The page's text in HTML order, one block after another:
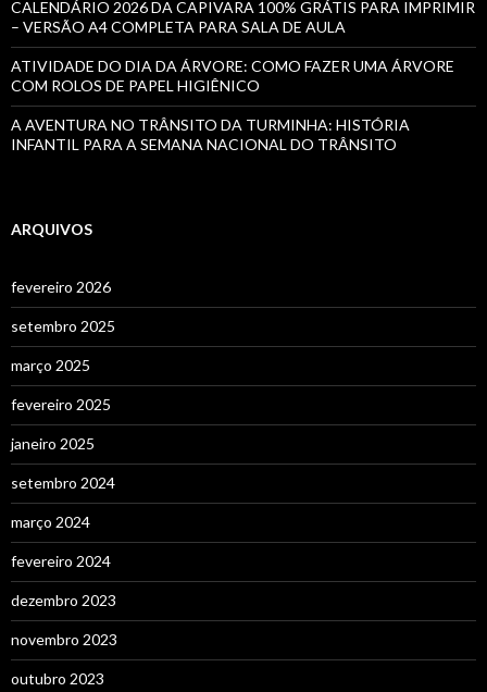
CALENDÁRIO 2026 DA CAPIVARA 100% GRÁTIS PARA IMPRIMIR
– VERSÃO A4 COMPLETA PARA SALA DE AULA
ATIVIDADE DO DIA DA ÁRVORE: COMO FAZER UMA ÁRVORE
COM ROLOS DE PAPEL HIGIÊNICO
A AVENTURA NO TRÂNSITO DA TURMINHA: HISTÓRIA
INFANTIL PARA A SEMANA NACIONAL DO TRÂNSITO
ARQUIVOS
fevereiro 2026
setembro 2025
março 2025
fevereiro 2025
janeiro 2025
setembro 2024
março 2024
fevereiro 2024
dezembro 2023
novembro 2023
outubro 2023